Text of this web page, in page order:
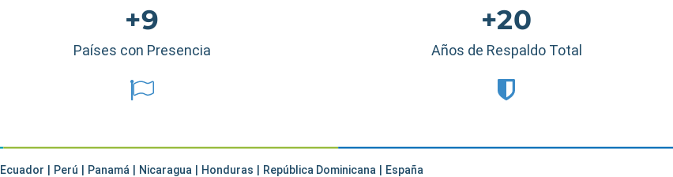
+9
Países con Presencia
+20
Años de Respaldo Total
Ecuador | Perú | Panamá | Nicaragua | Honduras | República Dominicana | España